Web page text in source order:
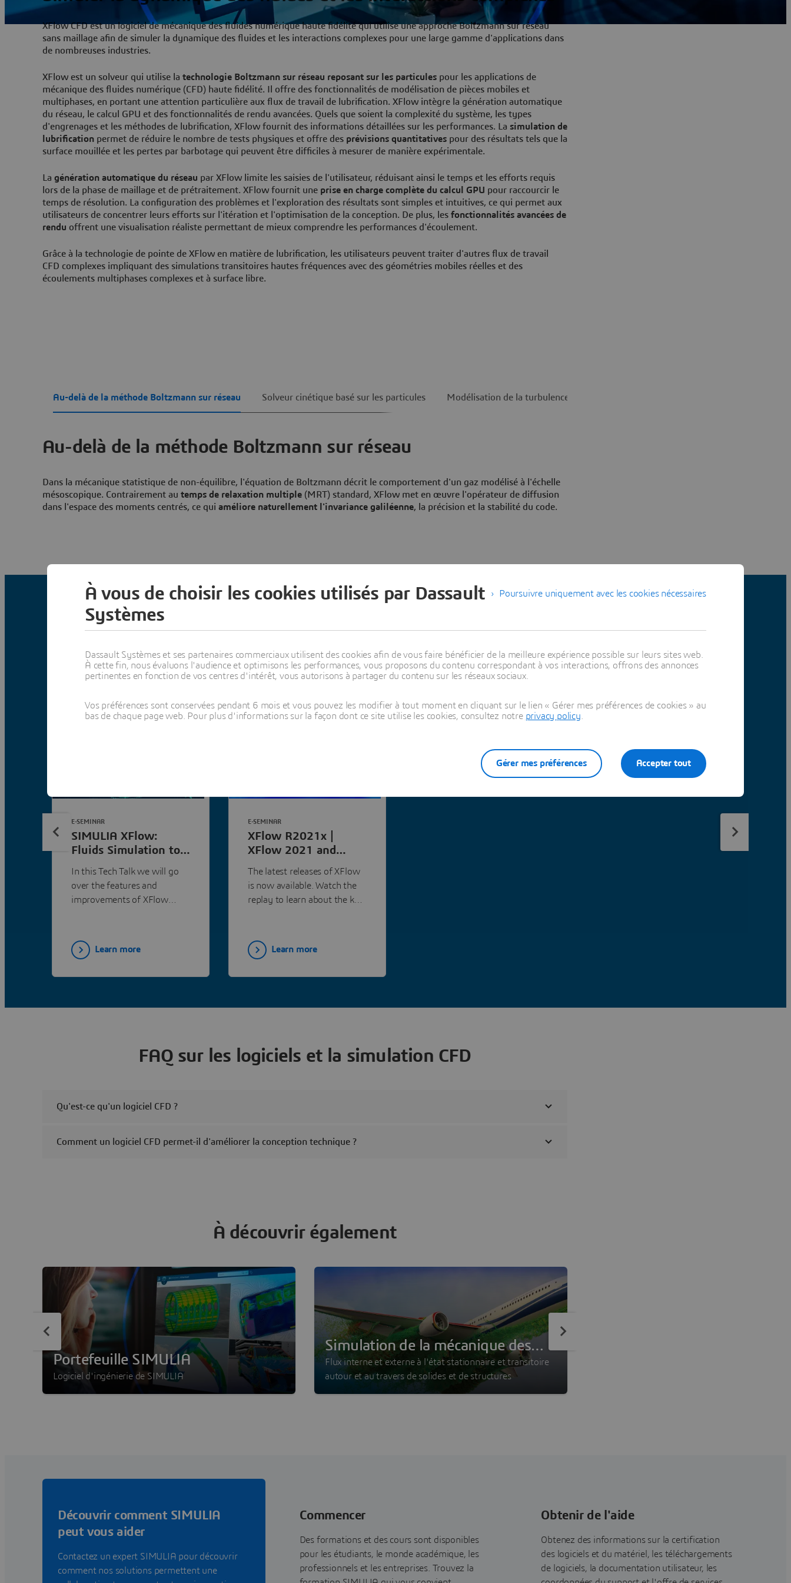
XFlow CFD est un logiciel de mécanique des fluides numérique haute fidélité qui utilise une approche Boltzmann sur réseau
sans maillage afin de simuler la dynamique des fluides et les interactions complexes pour une large gamme d'applications dans
de nombreuses industries.
XFlow est un solveur qui utilise la technologie Boltzmann sur réseau reposant sur les particules pour les applications de
mécanique des fluides numérique (CFD) haute fidélité. Il offre des fonctionnalités de modélisation de pièces mobiles et
multiphases, en portant une attention particulière aux flux de travail de lubrification. XFlow intègre la génération automatique
du réseau, le calcul GPU et des fonctionnalités de rendu avancées. Quels que soient la complexité du système, les types
d'engrenages et les méthodes de lubrification, XFlow fournit des informations détaillées sur les performances. La simulation de
lubrification permet de réduire le nombre de tests physiques et offre des prévisions quantitatives pour des résultats tels que la
surface mouillée et les pertes par barbotage qui peuvent être difficiles à mesurer de manière expérimentale.
La génération automatique du réseau par XFlow limite les saisies de l'utilisateur, réduisant ainsi le temps et les efforts requis
lors de la phase de maillage et de prétraitement. XFlow fournit une prise en charge complète du calcul GPU pour raccourcir le
temps de résolution. La configuration des problèmes et l'exploration des résultats sont simples et intuitives, ce qui permet aux
utilisateurs de concentrer leurs efforts sur l'itération et l'optimisation de la conception. De plus, les fonctionnalités avancées de
rendu offrent une visualisation réaliste permettant de mieux comprendre les performances d'écoulement.
Grâce à la technologie de pointe de XFlow en matière de lubrification, les utilisateurs peuvent traiter d'autres flux de travail
CFD complexes impliquant des simulations transitoires hautes fréquences avec des géométries mobiles réelles et des
écoulements multiphases complexes et à surface libre.
Au-delà de la méthode Boltzmann sur réseau Solveur cinétique basé sur les particules Modélisation de la turbulence
Au-delà de la méthode Boltzmann sur réseau
Dans la mécanique statistique de non-équilibre, l'équation de Boltzmann décrit le comportement d'un gaz modélisé à l'échelle
mésoscopique. Contrairement au temps de relaxation multiple (MRT) standard, XFlow met en œuvre l'opérateur de diffusion
dans l'espace des moments centrés, ce qui améliore naturellement l'invariance galiléenne, la précision et la stabilité du code.
Commencer votre parcours
Le monde de la simulation évolue. Découvrez comment garder une longueur d'avance avec SIMULIA.
SIMULIA XFlow:
Fluids Simulation to
Improve Lubrication
Performance |
Dassault Systèmes
In this Tech Talk we will go
over the features and
improvements of XFlow
main topics: improve the
user experience and extend
E-SEMINAR
Learn more
XFlow R2021x |
XFlow 2021 and
2021x Update |
Dassault Systèmes
The latest releases of XFlow
is now available. Watch the
replay to learn about the key
E-SEMINAR
Learn more
FAQ sur les logiciels et la simulation CFD
Qu'est-ce qu'un logiciel CFD ?
Comment un logiciel CFD permet-il d'améliorer la conception technique ?
À découvrir également
Portefeuille SIMULIA
Logiciel d'ingénierie de SIMULIA
Simulation de la mécanique des
fluides numérique
Flux interne et externe à l'état stationnaire et transitoire
autour et au travers de solides et de structures
Découvrir comment SIMULIA
peut vous aider
Contactez un expert SIMULIA pour découvrir
comment nos solutions permettent une
Commencer
Des formations et des cours sont disponibles
pour les étudiants, le monde académique, les
professionnels et les entreprises. Trouvez la
Obtenir de l'aide
Obtenez des informations sur la certification
des logiciels et du matériel, les téléchargements
de logiciels, la documentation utilisateur, les
Poursuivre uniquement avec les cookies nécessaires
À vous de choisir les cookies utilisés par Dassault
Systèmes
Dassault Systèmes et ses partenaires commerciaux utilisent des cookies afin de vous faire bénéficier de la meilleure expérience possible sur leurs sites web.
À cette fin, nous évaluons l'audience et optimisons les performances, vous proposons du contenu correspondant à vos interactions, offrons des annonces
pertinentes en fonction de vos centres d'intérêt, vous autorisons à partager du contenu sur les réseaux sociaux.
Vos préférences sont conservées pendant 6 mois et vous pouvez les modifier à tout moment en cliquant sur le lien « Gérer mes préférences de cookies » au
bas de chaque page web. Pour plus d'informations sur la façon dont ce site utilise les cookies, consultez notre privacy policy
Accepter tout
Gérer mes préférences